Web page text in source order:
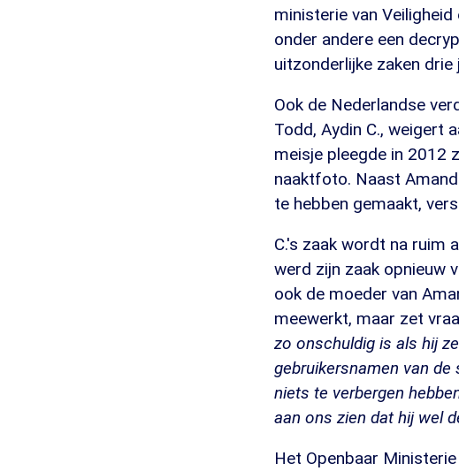
ministerie van
onder andere een
uitzonderlijke zaken
Ook de Nederlandse
Todd, Aydin C., weigert
meisje pleegde in 2012
naaktfoto. Naast
te hebben gemaakt,
C.'s zaak wordt na ruim
werd zijn zaak opnieuw
ook de moeder van
meewerkt, maar zet
zo onschuldig is als hij
gebruikersnamen van
niets te verbergen
aan ons zien dat hij wel
Het Openbaar